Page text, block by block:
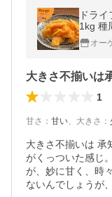
ドラ
1kg 種周り フィリピン セブ島産 おつまみ ギ
フトオー
1
甘さ ： 甘い、 大きさ ：
大きさ不揃いは 承
がくっついた感じ
が、妙に甘く、時
ないんでしょうが